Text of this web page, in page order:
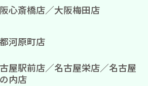
心斎橋店／大阪梅田店
河原町店
屋駅前店／名古屋栄店／名古屋
内店